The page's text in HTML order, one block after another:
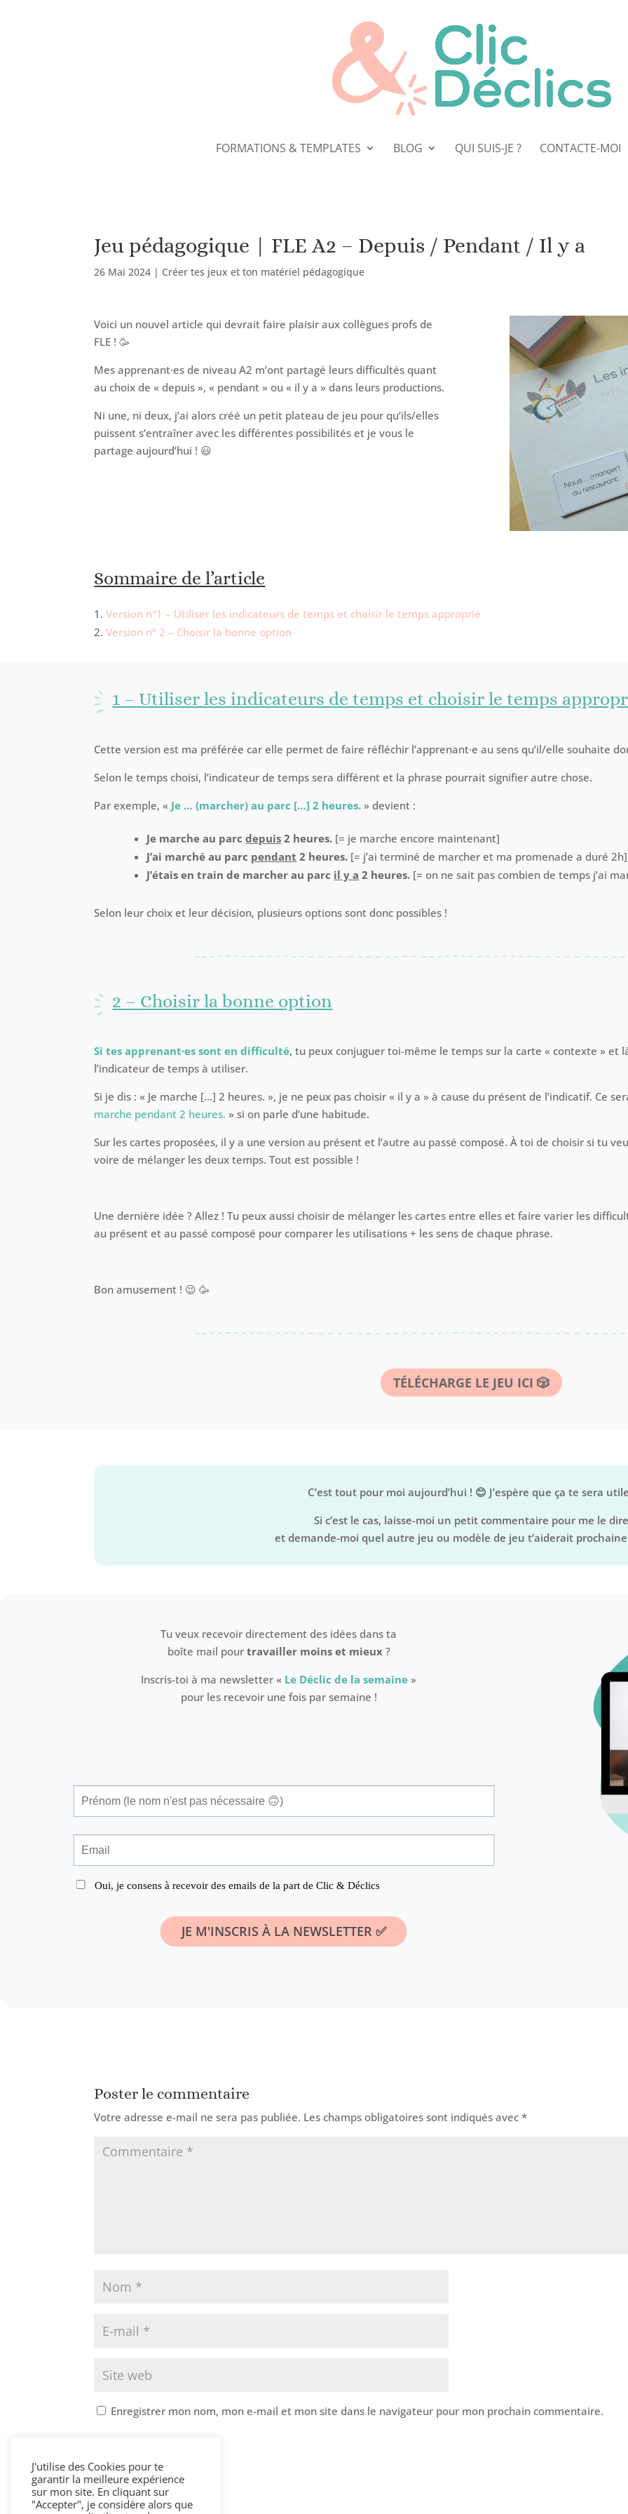
FORMATIONS & TEMPLATES BLOG QUI SUIS-JE ? CONTACTE-MOI
Jeu pédagogique | FLE A2 – Depuis / Pendant / Il y a
26 Mai 2024 | Créer tes jeux et ton matériel pédagogique
Voici un nouvel article qui devrait faire plaisir aux collègues profs de
FLE ! 🥳
Mes apprenant·es de niveau A2 m’ont partagé leurs difficultés quant
au choix de « depuis », « pendant » ou « il y a » dans leurs productions.
Ni une, ni deux, j’ai alors créé un petit plateau de jeu pour qu’ils/elles
puissent s’entraîner avec les différentes possibilités et je vous le
partage aujourd’hui ! 😃
Sommaire de l’article
Version n°1 – Utiliser les indicateurs de temps et choisir le temps approprié
Version n° 2 – Choisir la bonne option
1 – Utiliser les indicateurs de temps et choisir le temps
Cette version est ma préférée car elle permet de faire réfléchir l’apprenant·e au sens qu’il/elle souhaite
Selon le temps choisi, l’indicateur de temps sera différent et la phrase pourrait signifier autre chose.
Par exemple, « Je … (marcher) au parc […] 2 heures. » devient :
Je marche au parcdepuis 2 heures. [= je marche encore maintenant]
J’ai marché au parc pendant 2 heures. [= j’ai terminé de marcher et ma promenade a duré 2h]
J’étais en train de marcher au parc il y a 2 heures. [= on ne sait pas combien de temps j’ai
Selon leur choix et leur décision, plusieurs options sont donc possibles !
2 – Choisir la bonne option
Si tes apprenant·es sont en difficulté, tu peux conjuguer toi-même le temps sur la carte « contexte » et
l’indicateur de temps à utiliser.
Si je dis : « Je marche […] 2 heures. », je ne peux pas choisir « il y a » à cause du présent de l’indicatif. Ce
marche pendant 2 heures. » si on parle d’une habitude.
Sur les cartes proposées, il y a une version au présent et l’autre au passé composé. À toi de choisir si tu
voire de mélanger les deux temps. Tout est possible !
Une dernière idée ? Allez ! Tu peux aussi choisir de mélanger les cartes entre elles et faire varier les
au présent et au passé composé pour comparer les utilisations + les sens de chaque phrase.
Bon amusement ! 😉 🥳
TÉLÉCHARGE LE JEU ICI 🎲
C’est tout pour moi aujourd’hui ! 😊 J’espère que ça te sera
Si c’est le cas, laisse-moi un petit commentaire pour me le dire
et demande-moi quel autre jeu ou modèle de jeu t’aiderait
Tu veux recevoir directement des idées dans ta
boîte mail pour travailler moins et mieux?
Inscris-toi à ma newsletter « Le Déclic de la semaine »
pour les recevoir une fois par semaine !
Poster le commentaire
Votre adresse e-mail ne sera pas publiée. Les champs obligatoires sont indiqués avec*
Enregistrer mon nom, mon e-mail et mon site dans le navigateur pour mon prochain commentaire.
A
l
t
J'utilise des Cookies pour te
garantir la meilleure expérience
sur mon site. En cliquant sur
"Accepter", je considère alors que